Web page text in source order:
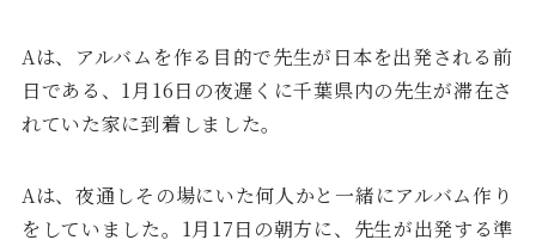
Aは、アルバムを作る目的で先生が日本を出発される前
日である、1月16日の夜遅くに千葉県内の先生が滞在さ
れていた家に到着しました。
Aは、夜通しその場にいた何人かと一緒にアルバム作り
をしていました。1月17日の朝方に、先生が出発する準